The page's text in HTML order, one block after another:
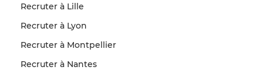
Recruter à Lille
Recruter à Lyon
Recruter à Montpellier
Recruter à Nantes